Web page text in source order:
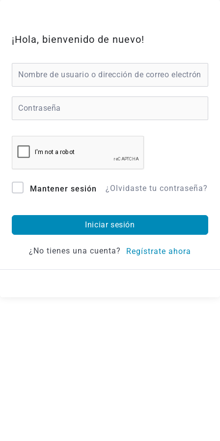
contenido
¡Hola, bienvenido de nuevo!
Mantener sesión ¿Olvidaste tu contraseña?
Iniciar sesión
¿No tienes una cuenta? Regístrate ahora